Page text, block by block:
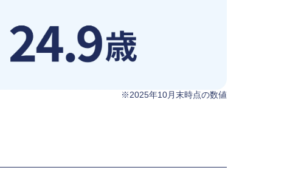
※2025年10月末時点の数値